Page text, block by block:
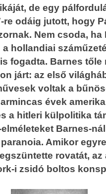
de egy
re odáig jutott, hogy
Nem csoda, ha
hollandiai
fogadta. Barnes
járt: az első
voltak a
évek
a hitleri külpolitika
Barnes-
Amikor
rovatát,
i zsidó boltos